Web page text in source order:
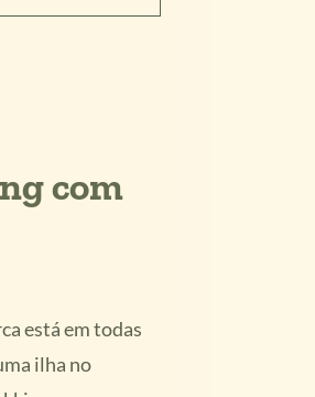
com
está em todas
ilha no